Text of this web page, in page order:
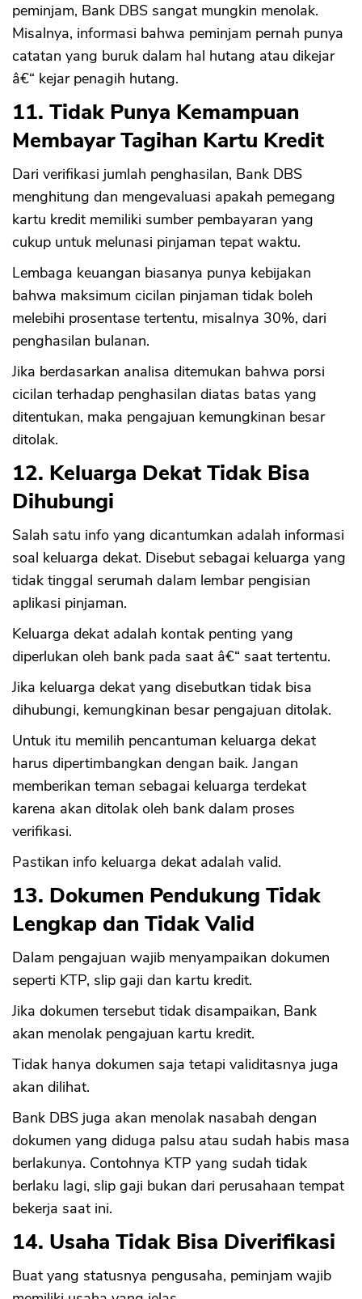
peminjam, Bank DBS sangat mungkin menolak.
Misalnya, informasi bahwa peminjam pernah punya
catatan yang buruk dalam hal hutang atau dikejar
â€“ kejar penagih hutang.
11. Tidak Punya Kemampuan
Membayar Tagihan Kartu Kredit
Dari verifikasi jumlah penghasilan, Bank DBS
menghitung dan mengevaluasi apakah pemegang
kartu kredit memiliki sumber pembayaran yang
cukup untuk melunasi pinjaman tepat waktu.
Lembaga keuangan biasanya punya kebijakan
bahwa maksimum cicilan pinjaman tidak boleh
melebihi prosentase tertentu, misalnya 30%, dari
penghasilan bulanan.
Jika berdasarkan analisa ditemukan bahwa porsi
cicilan terhadap penghasilan diatas batas yang
ditentukan, maka pengajuan kemungkinan besar
ditolak.
12. Keluarga Dekat Tidak Bisa
Dihubungi
Salah satu info yang dicantumkan adalah informasi
soal keluarga dekat. Disebut sebagai keluarga yang
tidak tinggal serumah dalam lembar pengisian
aplikasi pinjaman.
Keluarga dekat adalah kontak penting yang
diperlukan oleh bank pada saat â€“ saat tertentu.
Jika keluarga dekat yang disebutkan tidak bisa
dihubungi, kemungkinan besar pengajuan ditolak.
Untuk itu memilih pencantuman keluarga dekat
harus dipertimbangkan dengan baik. Jangan
memberikan teman sebagai keluarga terdekat
karena akan ditolak oleh bank dalam proses
verifikasi.
Pastikan info keluarga dekat adalah valid.
13. Dokumen Pendukung Tidak
Lengkap dan Tidak Valid
Dalam pengajuan wajib menyampaikan dokumen
seperti KTP, slip gaji dan kartu kredit.
Jika dokumen tersebut tidak disampaikan, Bank
akan menolak pengajuan kartu kredit.
Tidak hanya dokumen saja tetapi validitasnya juga
akan dilihat.
Bank DBS juga akan menolak nasabah dengan
dokumen yang diduga palsu atau sudah habis masa
berlakunya. Contohnya KTP yang sudah tidak
berlaku lagi, slip gaji bukan dari perusahaan tempat
bekerja saat ini.
14. Usaha Tidak Bisa Diverifikasi
Buat yang statusnya pengusaha, peminjam wajib